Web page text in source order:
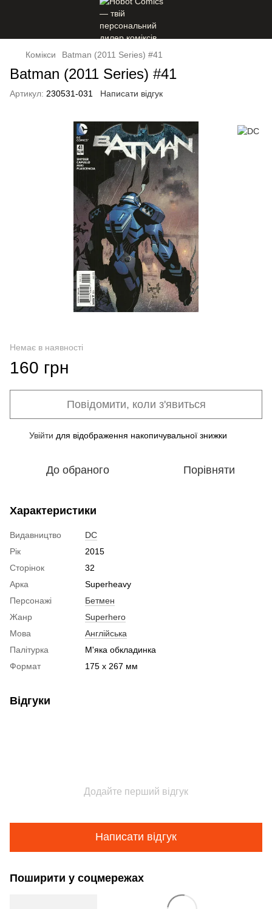
Комікси Batman (2011 Series) #41
Batman (2011 Series) #41
Артикул: 230531-031 Написати відгук
Немає в наявності
160 грн
Повідомити, коли з'явиться
Увійти для відображення накопичувальної знижки
До обраного Порівняти
Характеристики
Видавництво
DC
Рік
2015
Сторінок
32
Арка
Superheavy
Персонажі
Бетмен
Жанр
Superhero
Мова
Англійська
Палітурка
М'яка обкладинка
Формат
175 x 267 мм
Відгуки
Додайте перший відгук
Написати відгук
Поширити у соцмережах